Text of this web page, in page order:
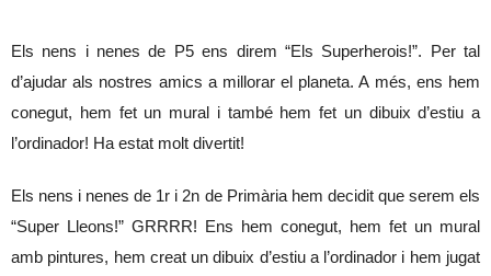
Els nens i nenes de P5 ens direm “Els Superherois!”. Per tal
d’ajudar als nostres amics a millorar el planeta. A més, ens hem
conegut, hem fet un mural i també hem fet un dibuix d’estiu a
l’ordinador! Ha estat molt divertit!
Els nens i nenes de 1r i 2n de Primària hem decidit que serem els
“Super Lleons!” GRRRR! Ens hem conegut, hem fet un mural
amb pintures, hem creat un dibuix d’estiu a l’ordinador i hem jugat